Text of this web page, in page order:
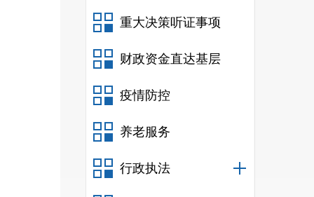
重大决策听证事项
财政资金直达基层
疫情防控
养老服务
行政执法